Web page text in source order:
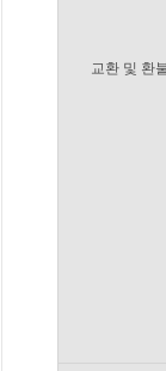
교환 및 환